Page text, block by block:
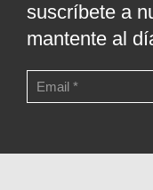
suscríbete a
mantente al